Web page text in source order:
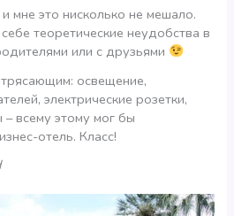
мне это нисколько не мешало.
теоретические неудобства в
или с друзьями
освещение,
электрические розетки,
всему этому мог бы
отель. Класс!